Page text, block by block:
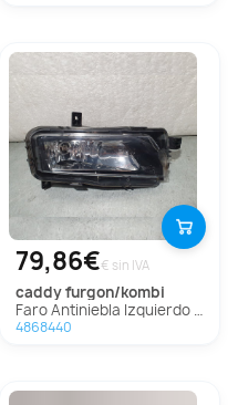
79,86€€ sin IVA
caddy furgon/kombi
Faro Antiniebla Izquierdo para Volkswagen Caddy Furgón/Kombi
4868440